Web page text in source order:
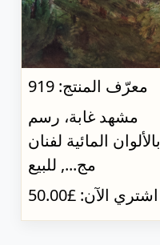
معرّف المنتج: 919
مشهد غابة، رسم
بالألوان المائية لفنان
مج..., للبيع
اشتري الآن: £50.00